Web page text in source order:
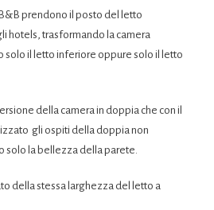
prendono il posto del letto
hotels, trasformando la camera
solo il letto inferiore oppure solo il letto
della camera in doppia che con il
gli ospiti della doppia non
solo la bellezza della parete.
della stessa larghezza del letto a